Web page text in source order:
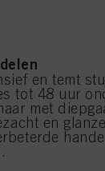
en temt
tot 48 uur
met
en